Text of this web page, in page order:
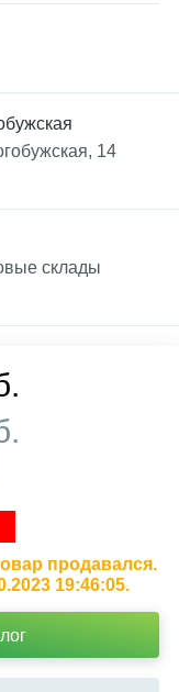
14
склады
продавался.
19:46:05.